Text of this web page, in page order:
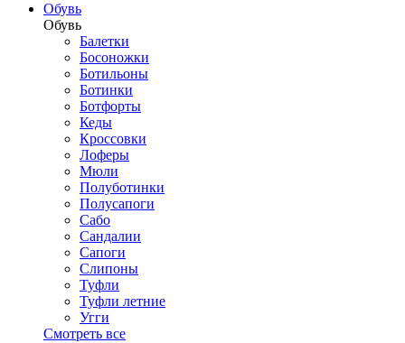
Обувь
Обувь
Балетки
Босоножки
Ботильоны
Ботинки
Ботфорты
Кеды
Кроссовки
Лоферы
Мюли
Полуботинки
Полусапоги
Сабо
Сандалии
Сапоги
Слипоны
Туфли
Туфли летние
Угги
Смотреть все